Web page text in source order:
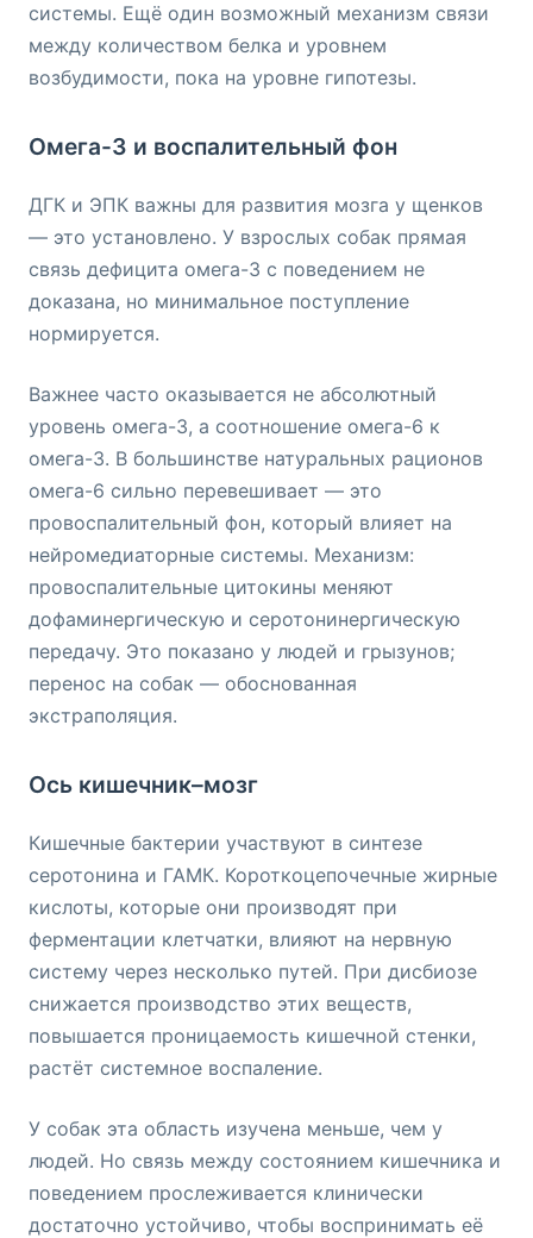
системы. Ещё один возможный механизм связи
между количеством белка и уровнем
возбудимости, пока на уровне гипотезы.
Омега-3 и воспалительный фон
ДГК и ЭПК важны для развития мозга у щенков
— это установлено. У взрослых собак прямая
связь дефицита омега-3 с поведением не
доказана, но минимальное поступление
нормируется.
Важнее часто оказывается не абсолютный
уровень омега-3, а соотношение омега-6 к
омега-3. В большинстве натуральных рационов
омега-6 сильно перевешивает — это
провоспалительный фон, который влияет на
нейромедиаторные системы. Механизм:
провоспалительные цитокины меняют
дофаминергическую и серотонинергическую
передачу. Это показано у людей и грызунов;
перенос на собак — обоснованная
экстраполяция.
Ось кишечник–мозг
Кишечные бактерии участвуют в синтезе
серотонина и ГАМК. Короткоцепочечные жирные
кислоты, которые они производят при
ферментации клетчатки, влияют на нервную
систему через несколько путей. При дисбиозе
снижается производство этих веществ,
повышается проницаемость кишечной стенки,
растёт системное воспаление.
У собак эта область изучена меньше, чем у
людей. Но связь между состоянием кишечника и
поведением прослеживается клинически
достаточно устойчиво, чтобы воспринимать её